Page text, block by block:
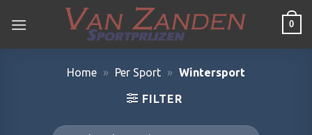
naar
0
Home » Per Sport » Wintersport
FILTER